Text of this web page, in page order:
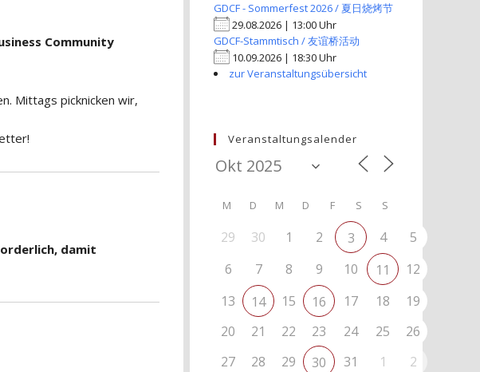
Community
Mittags picknicken wir,
damit
GDCF - Sommerfest 2026 / 夏日烧烤节
29.08.2026 | 13:00 Uhr
GDCF-Stammtisch / 友谊桥活动
10.09.2026 | 18:30 Uhr
zur Veranstaltungsübersicht
Veranstaltungsalender
M D M D F S S
29 30 1 2 3 4
5
6
7 8 9 10 11
12
13
14 15 16 17 18
19
20
21 22 23 24 25
26
27
28 29 30 31 1 2